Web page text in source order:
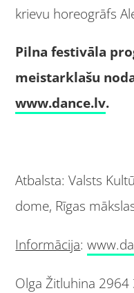
krievu horeogrāfs
Pilna festivāla
meistarklašu
www.dance.lv.
Atbalsta: Valsts
dome, Rīgas
Informācija:
Olga Žitluhina